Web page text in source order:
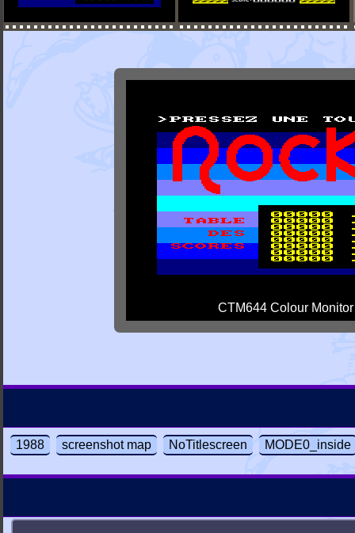
CTM644 Colour Monitor
1988 screenshot map NoTitlescreen MODE0_inside